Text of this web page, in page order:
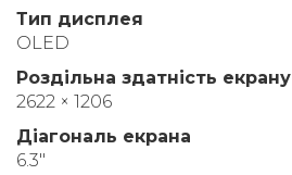
Тип дисплея
OLED
Роздільна здатність екрану
2622 × 1206
Діагональ екрана
6.3"